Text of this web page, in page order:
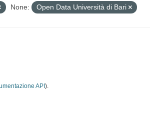
None: Open Data Università di Bari
API ).